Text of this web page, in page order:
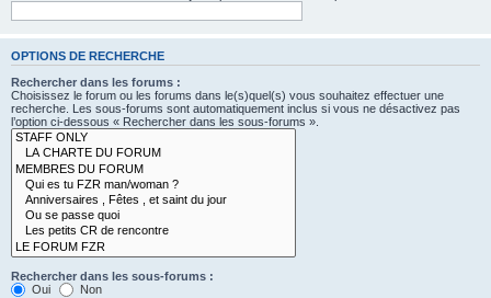
OPTIONS DE RECHERCHE
Rechercher dans les forums :
Choisissez le forum ou les forums dans le(s)quel(s) vous souhaitez effectuer une
recherche. Les sous-forums sont automatiquement inclus si vous ne désactivez pas
l’option ci-dessous « Rechercher dans les sous-forums ».
Rechercher dans les sous-forums :
Oui
Non